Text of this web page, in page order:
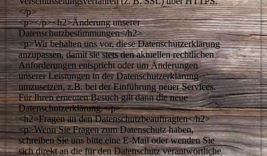
</p>
<p></p><h2>Änderung unserer
Datenschutzbestimmungen</h2>
<p>Wir behalten uns vor, diese Datenschutzerklärung
anzupassen, damit sie stets den aktuellen rechtlichen
Anforderungen entspricht oder um Änderungen
unserer Leistungen in der Datenschutzerklärung
umzusetzen, z.B. bei der Einführung neuer Services.
Für Ihren erneuten Besuch gilt dann die neue
Datenschutzerklärung.</p>
<h2>Fragen an den Datenschutzbeauftragten</h2>
<p>Wenn Sie Fragen zum Datenschutz haben,
schreiben Sie uns bitte eine E-Mail oder wenden Sie
sich direkt an die für den Datenschutz verantwortliche